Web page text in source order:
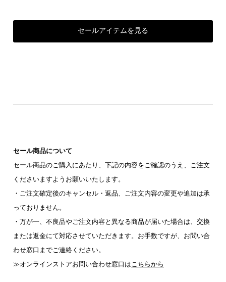
セールアイテムを見る
セール商品について
セール商品のご購入にあたり、下記の内容をご確認のうえ、ご注文
くださいますようお願いいたします。
・ご注文確定後のキャンセル・返品、ご注文内容の変更や追加は承
っておりません。
・万が一、不良品やご注文内容と異なる商品が届いた場合は、交換
または返金にて対応させていただきます。お手数ですが、お問い合
わせ窓口までご連絡ください。
≫オンラインストアお問い合わせ窓口はこちらから